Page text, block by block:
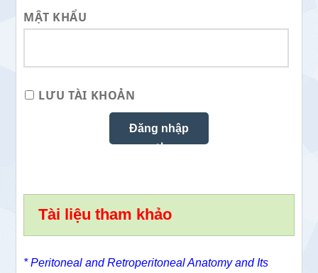
MẬT KHẨU
LƯU TÀI KHOẢN
Tài liệu tham khảo
* Peritoneal and Retroperitoneal Anatomy and Its